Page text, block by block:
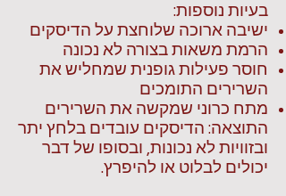
בעיות נוספות:
ישיבה ארוכה שלוחצת על הדיסקים
הרמת משאות בצורה לא נכונה
חוסר פעילות גופנית שמחליש את
השרירים התומכים
מתח כרוני שמקשה את השרירים
התוצאה: הדיסקים עובדים בלחץ יתר
ובזוויות לא נכונות, ובסופו של דבר
יכולים לבלוט או להיפרץ.